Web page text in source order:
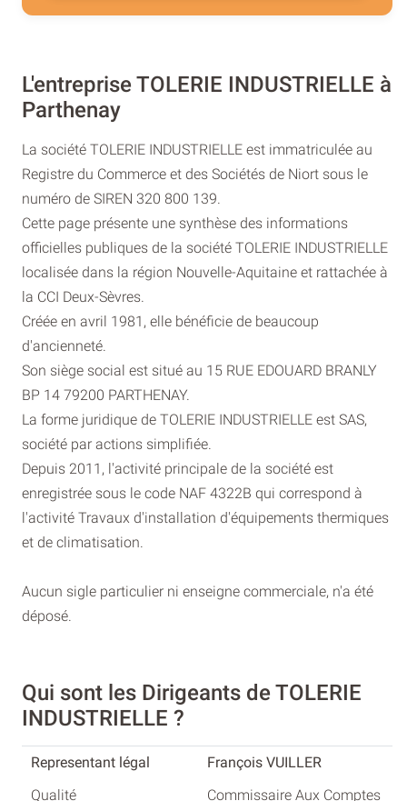
L'entreprise TOLERIE INDUSTRIELLE à
Parthenay
La société TOLERIE INDUSTRIELLE est immatriculée au
Registre du Commerce et des Sociétés de Niort sous le
numéro de SIREN 320 800 139.
Cette page présente une synthèse des informations
officielles publiques de la société TOLERIE INDUSTRIELLE
localisée dans la région Nouvelle-Aquitaine et rattachée à
la CCI Deux-Sèvres.
Créée en avril 1981, elle bénéficie de beaucoup
d'ancienneté.
Son siège social est situé au 15 RUE EDOUARD BRANLY
BP 14 79200 PARTHENAY.
La forme juridique de TOLERIE INDUSTRIELLE est SAS,
société par actions simplifiée.
Depuis 2011, l'activité principale de la société est
enregistrée sous le code NAF 4322B qui correspond à
l'activité Travaux d'installation d'équipements thermiques
et de climatisation.
Aucun sigle particulier ni enseigne commerciale, n'a été
déposé.
Qui sont les Dirigeants de TOLERIE
INDUSTRIELLE ?
François VUILLER
Commissaire Aux Comptes